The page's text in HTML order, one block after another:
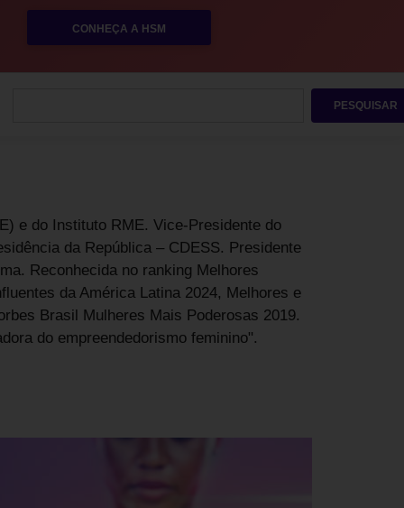
CONHEÇA A HSM
PESQUISAR
e do Instituto RME. Vice-Presidente do
da República – CDESS. Presidente
Reconhecida no ranking Melhores
da América Latina 2024, Melhores e
Brasil Mulheres Mais Poderosas 2019.
do empreendedorismo feminino".